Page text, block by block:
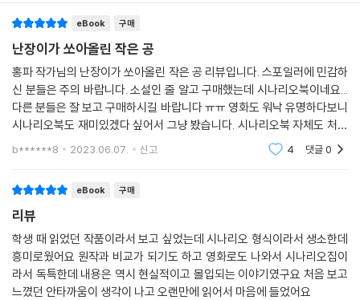
eBook 구매
난장이가 쏘아올린 작은 공
홍파 작가님의 난장이가 쏘아올린 작은 공 리뷰입니다. 스포일러에 민감하
신 분들은 주의 바랍니다. 소설인 줄 알고 구매했는데 시나리오북이네요...
다른 분들은 잘 보고 구매하시길 바랍니다 ㅠㅠ 영화도 워낙 유명하다보니
시나리오북도 재미있겠다 싶어서 그냥 봤습니다. 시나리오북 자체도 처음
이라 초반엔 읽는데 낯설기도 했지만 영화 장면 떠올리면서 보니 더 새롭
b******8 2023.06.07. 신고 4 댓글0
eBook 구매
리뷰
학생 때 읽었던 작품이라서 보고 싶었는데 시나리오 형식이라서 생소한데
흥미로웠어요 원작과 비교가 되기도 하고 영화로도 나와서 시나리오집이
라서 독특한데 내용은 역시 현실적이고 몰입되는 이야기였구요 처음 보고
느꼈던 안타까움이 생각이 나고 오랜만에 읽어서 마음에 들었어요